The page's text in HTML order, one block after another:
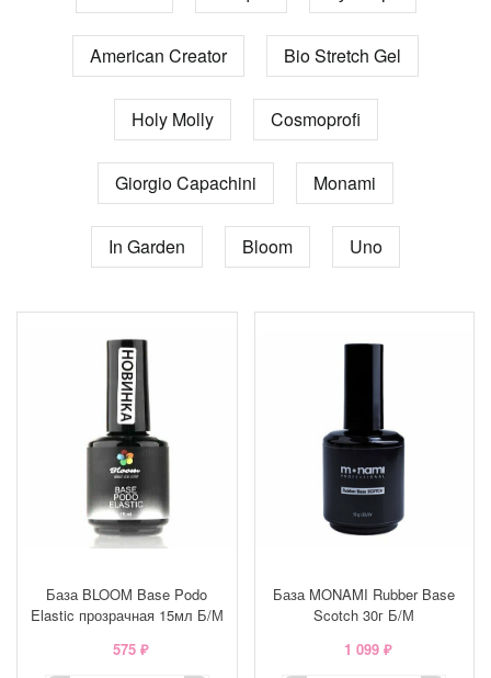
American Creator Bio Stretch Gel
Holy Molly Cosmoprofi
Giorgio Capachini Monami
In Garden Bloom Uno
База BLOOM Base Podo
Elastic прозрачная 15мл Б/М
575 ₽
База MONAMI Rubber Base
Scotch 30г Б/М
1 099 ₽